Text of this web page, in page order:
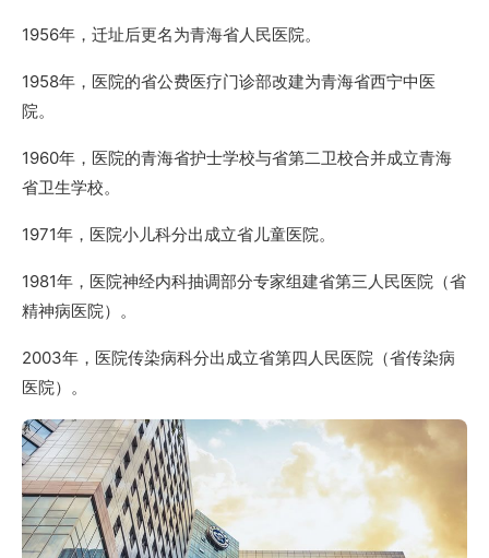
1956年，迁址后更名为青海省人民医院。
1958年，医院的省公费医疗门诊部改建为青海省西宁中医
院。
1960年，医院的青海省护士学校与省第二卫校合并成立青海
省卫生学校。
1971年，医院小儿科分出成立省儿童医院。
1981年，医院神经内科抽调部分专家组建省第三人民医院（省
精神病医院）。
2003年，医院传染病科分出成立省第四人民医院（省传染病
医院）。